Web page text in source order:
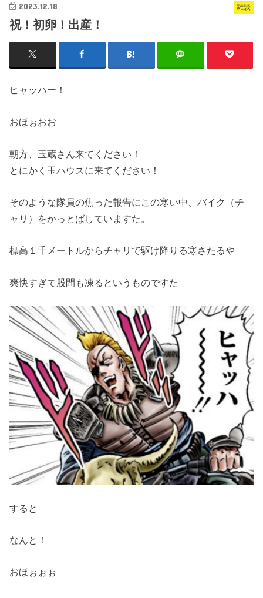
雑談
2023.12.18
祝！初卵！出産！
ヒャッハー！
おほぉおお
朝方、玉蔵さん来てください！
とにかく玉ハウスに来てください！
そのような隊員の焦った報告にこの寒い中、バイク（チ
ャリ）をかっとばしていますた。
標高１千メートルからチャリで駆け降りる寒さたるや
爽快すぎて股間も凍るというものですた
すると
なんと！
おほぉぉぉ